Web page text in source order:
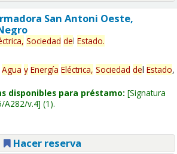
San Antoni Oeste,
Sociedad del Estado.
Agua y Energía Eléctrica, Sociedad del Estado,
disponibles para préstamo: Signatura
A282/v.4 (1).
Hacer reserva